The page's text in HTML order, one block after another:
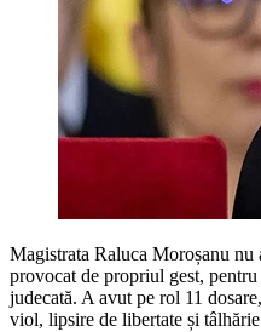
Magistrata Raluca Moroșanu nu
provocat de propriul gest,
judecată. A avut pe rol 11
viol, lipsire de libertate și